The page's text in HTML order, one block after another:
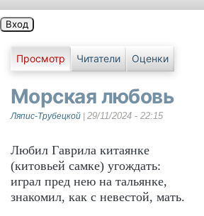
Вход
Главные вкладки
Просмотр Читатели Оценки
Морская любовь
Ляпис-Трубецкой 29/11/2024 - 22:15
Любил Гаврила китаянке
(китовьей самке) угождать:
играл пред нею на тальянке,
знакомил, как с невестой, мать.